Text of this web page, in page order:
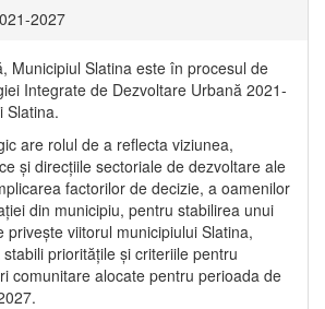
2027
Municipiul Slatina este în procesul de
Integrate de Dezvoltare Urbană 2021‐
Slatina.
are rolul de a reflecta viziunea,
și direcțiile sectoriale de dezvoltare ale
factorilor de decizie, a oamenilor
din municipiu, pentru stabilirea unui
privește viitorul municipiului Slatina,
prioritățile și criteriile pentru
comunitare alocate pentru perioada de